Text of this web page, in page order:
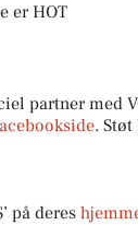
er HOT
partner med
.
på deres